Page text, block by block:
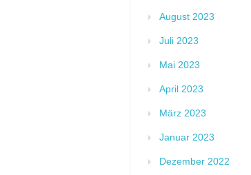
August 2023
Juli 2023
Mai 2023
April 2023
März 2023
Januar 2023
Dezember 2022